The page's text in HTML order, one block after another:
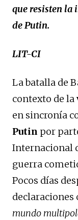
que resisten la
de Putin.
LIT-CI
La batalla de
contexto de la
en sincronía
Putin por
Internacional
guerra
Pocos días
declaraciones
mundo